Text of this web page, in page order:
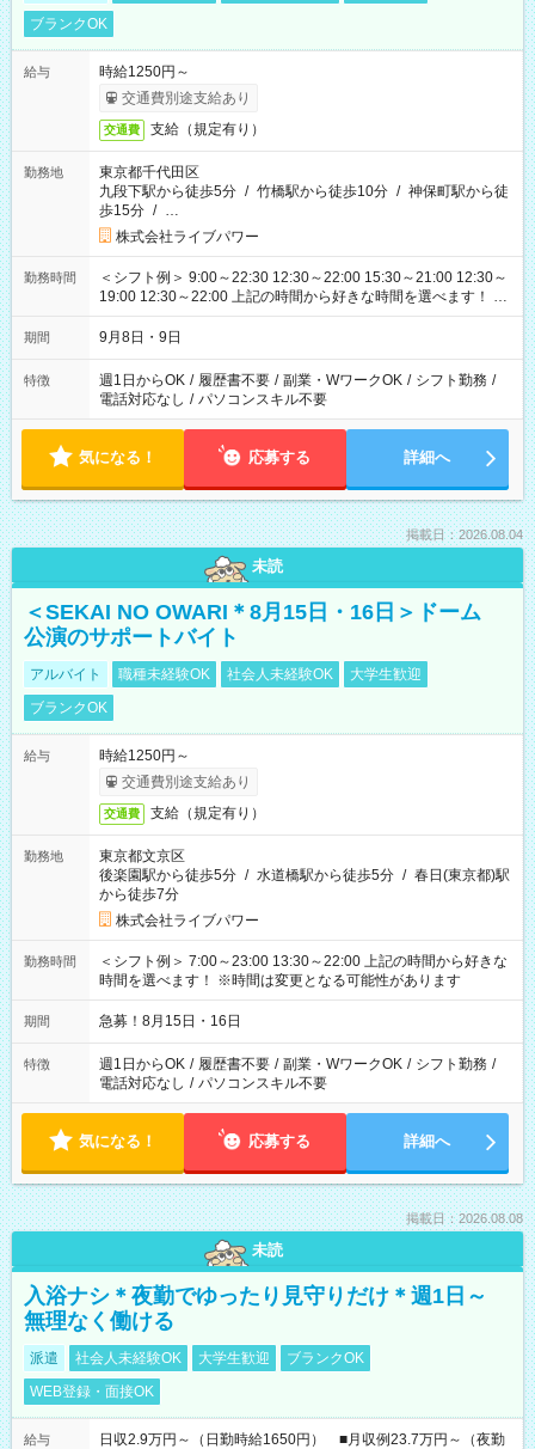
ブランクOK
給与
時給1250円～
交通費別途支給あり
交通費 支給（規定有り）
勤務地
東京都千代田区
九段下駅から徒歩5分 / 竹橋駅から徒歩10分 / 神保町駅から徒
歩15分 / …
株式会社ライブパワー
勤務時間
＜シフト例＞ 9:00～22:30 12:30～22:00 15:30～21:00 12:30～
19:00 12:30～22:00 上記の時間から好きな時間を選べます！ ※
時間は変更となる可能性があります
期間 9月8日・9日
特徴 週1日からOK / 履歴書不要 / 副業・WワークOK / シフト勤務 /
電話対応なし / パソコンスキル不要
気になる！ 応募する 詳細へ
掲載日：2026.08.04
未読
＜SEKAI NO OWARI＊8月15日・16日＞ドーム
公演のサポートバイト
アルバイト 職種未経験OK 社会人未経験OK
大学生歓迎
ブランクOK
給与
時給1250円～
交通費別途支給あり
交通費 支給（規定有り）
勤務地
東京都文京区
後楽園駅から徒歩5分 / 水道橋駅から徒歩5分 / 春日(東京都)駅
から徒歩7分
株式会社ライブパワー
勤務時間
＜シフト例＞ 7:00～23:00 13:30～22:00 上記の時間から好きな
時間を選べます！ ※時間は変更となる可能性があります
期間 急募！8月15日・16日
特徴 週1日からOK / 履歴書不要 / 副業・WワークOK / シフト勤務 /
電話対応なし / パソコンスキル不要
気になる！ 応募する 詳細へ
掲載日：2026.08.08
未読
入浴ナシ＊夜勤でゆったり見守りだけ＊週1日～
無理なく働ける
派遣 社会人未経験OK 大学生歓迎
ブランクOK
WEB登録・面接OK
給与 日収2.9万円～（日勤時給1650円） ■月収例23.7万円～（夜勤